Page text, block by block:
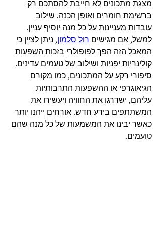
מצגת מתכונים לא חייבת להסתכם רק
ברשימת חומרים ואופן הכנה. שילוב
עובדות מעניינות על כל מנה יוסיף עניין.
למשל, אם מגישים רול סלמון, ניתן לציין כי
המאכל הזה הפך לפופולרי בזכות השפעות
קולינריות יפניות ושילוב של טעמים עדינים.
סיפורי רקע על המתכונים, כמו מקורם
הגיאוגרפי או ההשפעות התרבותיות
עליהם, ישדרגו את החוויה ויעשירו את
המשתתפים בידע חדש. אורחים ייהנו יותר
כאשר יבינו את המשמעות של כל מנה שהם
טועמים.